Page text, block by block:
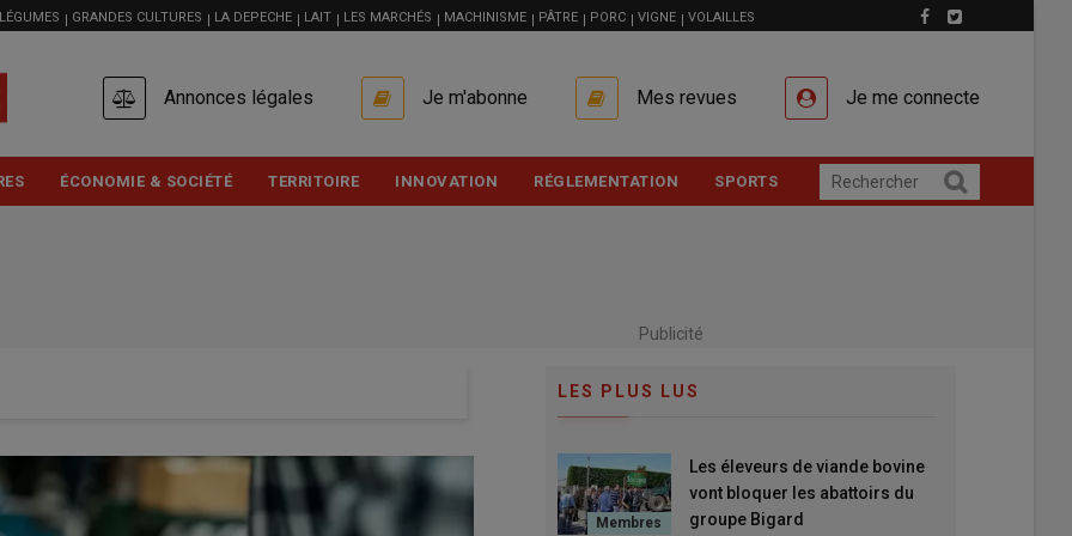
GRANDES CULTURES LA DEPECHE LAIT LES MARCHÉS MACHINISME PÂTRE PORC VIGNE VOLAILLES
ACCOUNT
Annonces légales Je m'abonne Mes revues Je me connecte
ÉCONOMIE & SOCIÉTÉ TERRITOIRE INNOVATION RÉGLEMENTATION SPORTS
Publicité
LES PLUS LUS
Les éleveurs de viande bovine
vont bloquer les abattoirs du
groupe Bigard